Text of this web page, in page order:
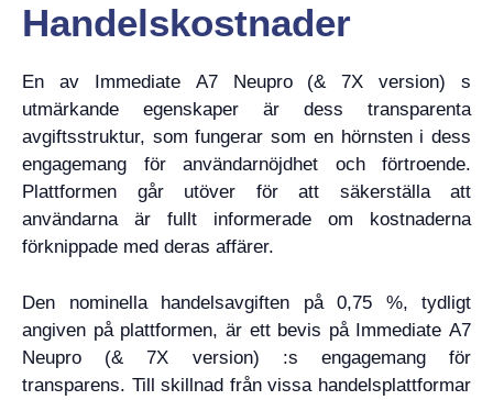
Handelskostnader
En av Immediate A7 Neupro (& 7X version) s
utmärkande egenskaper är dess transparenta
avgiftsstruktur, som fungerar som en hörnsten i dess
engagemang för användarnöjdhet och förtroende.
Plattformen går utöver för att säkerställa att
användarna är fullt informerade om kostnaderna
förknippade med deras affärer.
Den nominella handelsavgiften på 0,75 %, tydligt
angiven på plattformen, är ett bevis på Immediate A7
Neupro (& 7X version) :s engagemang för
transparens. Till skillnad från vissa handelsplattformar